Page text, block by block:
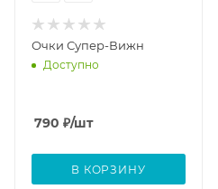
Очки Супер-Вижн
Доступно
790 ₽/шт
В КОРЗИНУ